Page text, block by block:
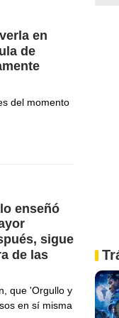
en
de
del momento
enseñó
sigue
de las
que 'Orgullo y
en sí misma